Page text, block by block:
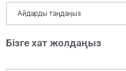
Бізге хат жолдаңыз